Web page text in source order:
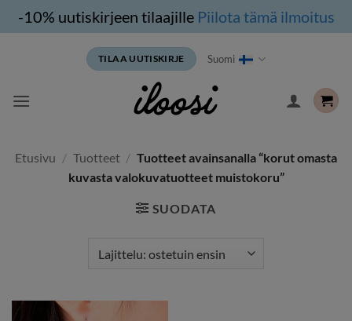
-10% uutiskirjeen tilaajille Piilota tämä ilmoitus
TILAA UUTISKIRJE Suomi
Etusivu / Tuotteet / Tuotteet avainsanalla “korut omasta
kuvasta valokuvatuotteet muistokoru”
SUODATA